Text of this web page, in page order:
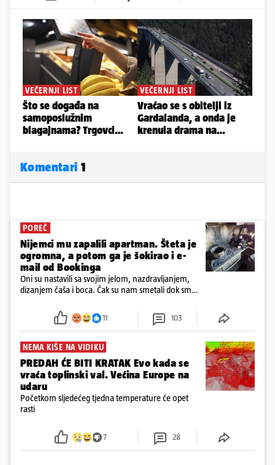
Komentari 1
POREČ
Nijemci mu zapalili apartman. Šteta je
ogromna, a potom ga je šokirao i e-
mail od Bookinga
Oni su nastavili sa svojim jelom, nazdravljanjem,
dizanjem čaša i boca. Čak su nam smetali dok smo
požar, rekao je vlasnik
11 103
NEMA KIŠE NA VIDIKU
PREDAH ĆE BITI KRATAK Evo kada se
vraća toplinski val. Većina Europe na
udaru
Početkom sljedećeg tjedna temperature će opet
rasti
7 28